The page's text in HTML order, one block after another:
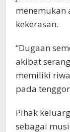
menemukan
kekerasan.
“Dugaan
akibat
memiliki
pada
Pihak
sebagai